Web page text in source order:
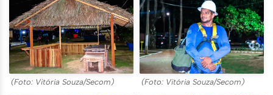
(Foto: Vitória Souza/Secom) (Foto: Vitória Souza/Secom)